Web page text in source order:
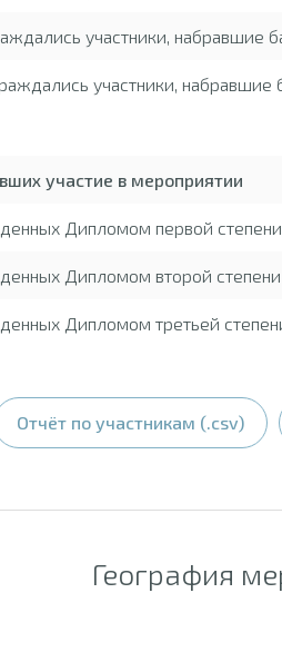
участники, набравшие
участники, набравшие
участие в мероприятии
Дипломом первой степени
Дипломом второй степени
Дипломом третьей
Отчёт по участникам (.csv)
География